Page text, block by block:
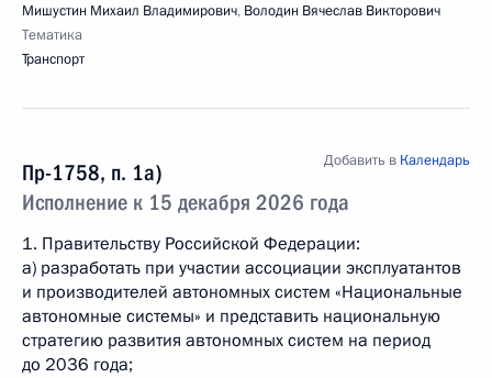
Мишустин Михаил Владимирович, Володин Вячеслав Викторович
Тематика
Транспорт
Пр-1758, п. 1а)
Исполнение к 15 декабря 2026 года
Добавить в Календарь
1. Правительству Российской Федерации:
а) разработать при участии ассоциации эксплуатантов
и производителей автономных систем «Национальные
автономные системы» и представить национальную
стратегию развития автономных систем на период
до 2036 года;